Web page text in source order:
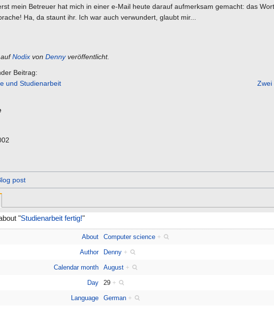
mein Betreuer hat mich in einer e-Mail heute darauf aufmerksam gemacht: das
Ha, da staunt ihr. Ich war auch verwundert, glaubt mir...
Nodix von Dennyveröffentlicht.
Beitrag:
und Studienarbeit
Zwei
post
"Studienarbeit fertig!"
About Computer science +
Author Denny +
Calendar month August +
Day 29 +
Language German +